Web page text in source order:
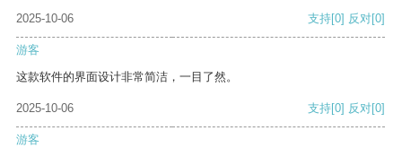
2025-10-06 支持[0] 反对[0]
游客
这款软件的界面设计非常简洁，一目了然。
2025-10-06 支持[0] 反对[0]
游客